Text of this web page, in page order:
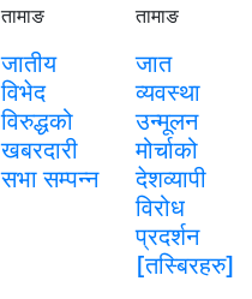
तामाङ
जातीय
विभेद
विरुद्धको
खबरदारी
सभा सम्पन्न
तामाङ
जात
व्यवस्था
उन्मूलन
मोर्चाको
देशव्यापी
विरोध
प्रदर्शन
[तस्बिरहरु]